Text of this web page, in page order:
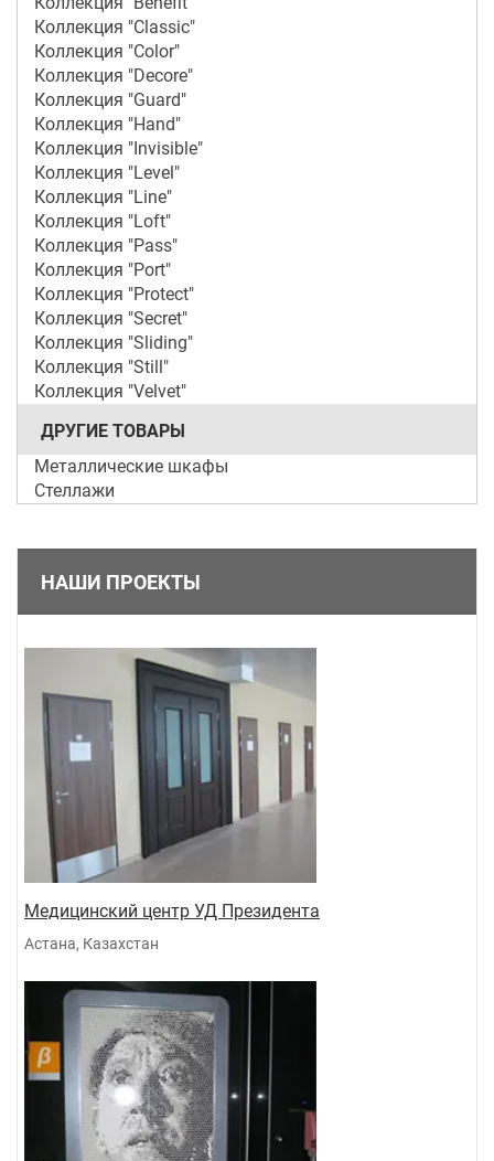
Коллекция "Classic"
Коллекция "Color"
Коллекция "Decore"
Коллекция "Guard"
Коллекция "Hand"
Коллекция "Invisible"
Коллекция "Level"
Коллекция "Line"
Коллекция "Loft"
Коллекция "Pass"
Коллекция "Port"
Коллекция "Protect"
Коллекция "Secret"
Коллекция "Sliding"
Коллекция "Still"
Коллекция "Velvet"
ДРУГИЕ ТОВАРЫ
Металлические шкафы
Стеллажи
НАШИ ПРОЕКТЫ
Медицинский центр УД Президента
Астана, Казахстан